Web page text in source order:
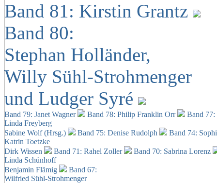
Band 81: Kirstin Grantz
Band 80:
Stephan Holländer,
Willy Sühl-Strohmenger
und Ludger Syré
Band 79: Janet Wagner Band 78: Philip Franklin Orr
Band
Linda Freyberg
Sabine Wolf (Hrsg.)
Band 75: Denise Rudolph
Band 74:
Katrin Toetzke
Dirk Wissen
Band 71: Rahel Zoller
Band 70: Sabrina Lorenz
Linda Schünhoff
Benjamin Flämig
Band 67:
Wilfried Sühl-Strohmenger